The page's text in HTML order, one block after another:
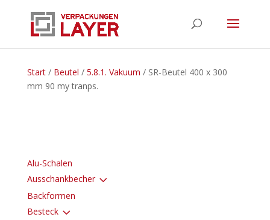
Start/ Beutel / 5.8.1. Vakuum / SR-Beutel 400 x 300
mm 90 my tranps.
Alu-Schalen
Ausschankbecher3
Backformen
Besteck3